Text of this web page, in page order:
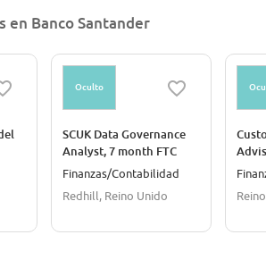
en Banco Santander
Oculto
SCUK Data Governance
Analyst, 7 month FTC
Finanzas/Contabilidad
Redhill, Reino Unido